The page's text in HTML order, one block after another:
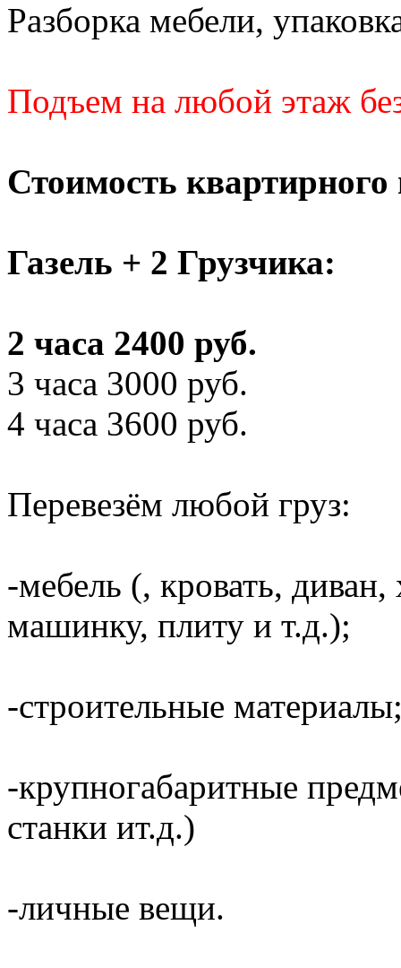
Разборка мебели,
Подъем на любой этаж
Стоимость квартирного
Газель + 2 Грузчика:
2 часа 2400 руб.
3 часа 3000 руб.
4 часа 3600 руб.
Перевезём любой груз:
-мебель (, кровать,
машинку, плиту и т.д.);
-строительные
-крупногабаритные
станки ит.д.)
-личные вещи.